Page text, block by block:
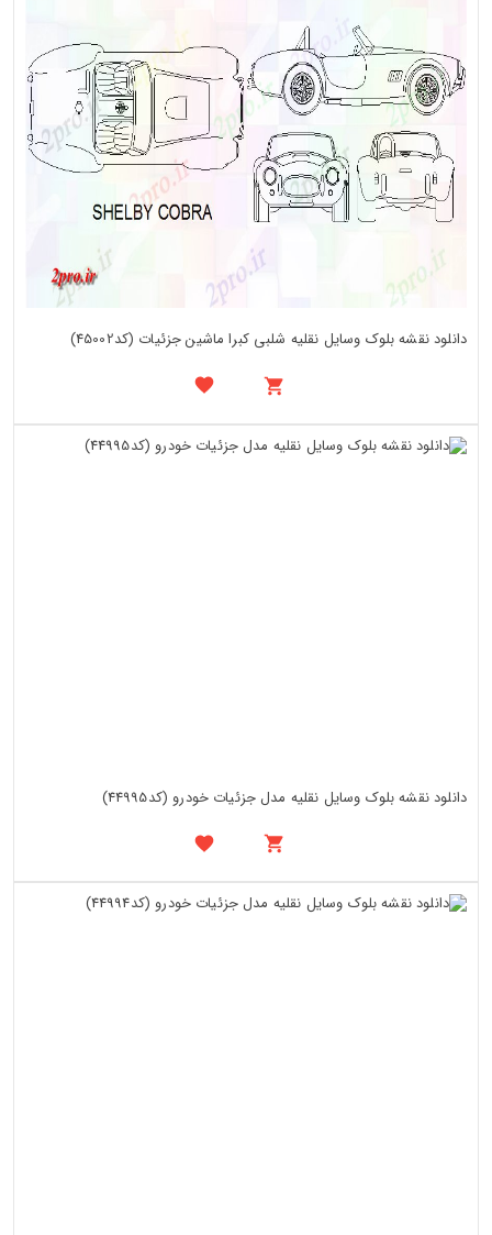
دانلود نقشه بلوک وسایل نقلیه شلبی کبرا ماشین جزئیات (کد45002)
دانلود نقشه بلوک وسایل نقلیه مدل جزئیات خودرو (کد44995)